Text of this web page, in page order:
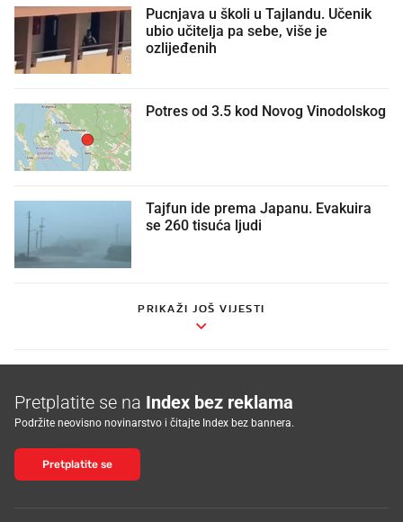
Pucnjava u školi u Tajlandu. Učenik
ubio učitelja pa sebe, više je
ozlijeđenih
Potres od 3.5 kod Novog Vinodolskog
Tajfun ide prema Japanu. Evakuira
se 260 tisuća ljudi
PRIKAŽI JOŠ VIJESTI
Pretplatite se na Index bez reklama
Podržite neovisno novinarstvo i čitajte Index bez bannera.
Pretplatite se